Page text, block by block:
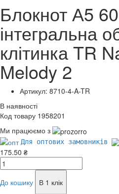
Блокнот А5
інтегральна
клітинка TR
Melody 2
Артикул: 8710-4-A-TR
В наявності
Код товару 1958201
Ми працюємо з
Для оптових замовників
175.50 ₴
До кошику
В 1 клік